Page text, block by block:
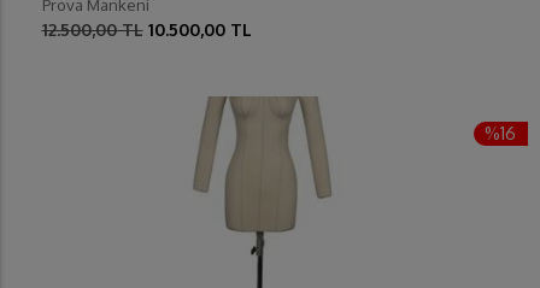
Prova Mankeni
12.500,00 TL 10.500,00 TL
%16